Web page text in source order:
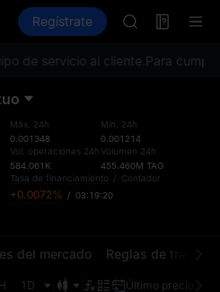
TradFi Información
Regístrate
HEI
UNITREE
MINIMAX
HEI
CAP
UNITREE
de servicio al cliente. Para
Máx. 24h
0.001348
Vol. operaciones 24h
584.061K
Mín. 24h
0.001214
Volumen 24h
455.460M TAG
Tasa de financiamiento / Contador
+0.0072% / 03:19:19
del mercado Reglas de trading
1D Último precio